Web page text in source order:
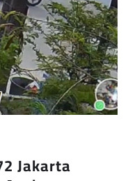
Jakarta